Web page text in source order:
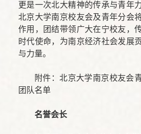
更是一次北大精神的传承与青年
北京大学南京校友会及青年分会
作用，团结带领广大在宁校友，
时代使命，为南京经济社会发展
与力量。
附件：北京大学南京校友会
团队名单
名誉会长